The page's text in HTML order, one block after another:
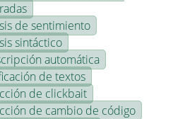
de sentimiento
sintáctico
automática
de textos
de clickbait
de cambio de código